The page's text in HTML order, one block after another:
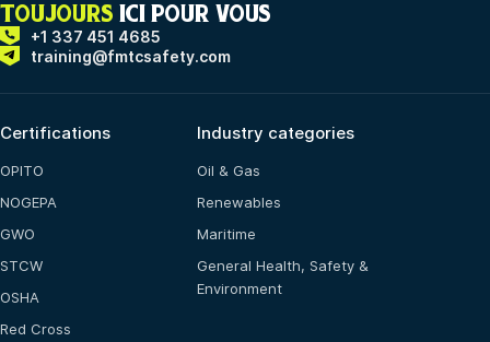
TOUJOURS ICI POUR VOUS
+1 337 451 4685
training@fmtcsafety.com
Certifications
OPITO
NOGEPA
GWO
STCW
OSHA
Red Cross
Industry categories
Oil & Gas
Renewables
Maritime
General Health, Safety &
Environment